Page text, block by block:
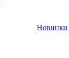
Новинки